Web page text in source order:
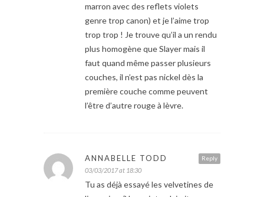
marron avec des reflets violets
genre trop canon) et je l’aime trop
trop trop ! Je trouve qu’il a un rendu
plus homogène que Slayer mais il
faut quand même passer plusieurs
couches, il n’est pas nickel dès la
première couche comme peuvent
l’être d’autre rouge à lèvre.
Reply
ANNABELLE TODD
03/03/2017 at 18:30
Tu as déjà essayé les velvetines de